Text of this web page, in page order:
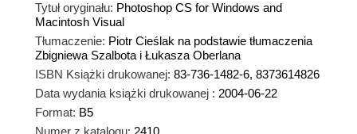
Tytuł oryginału: Photoshop CS for Windows and
Macintosh Visual
Tłumaczenie: Piotr Cieślak na podstawie tłumaczenia
Zbigniewa Szalbota i Łukasza Oberlana
ISBN Książki drukowanej: 83-736-1482-6, 8373614826
Data wydania książki drukowanej : 2004-06-22
Format: B5